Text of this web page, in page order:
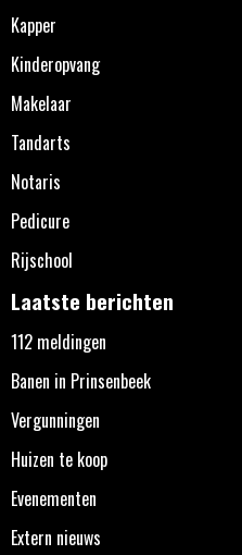
Kapper
Kinderopvang
Makelaar
Tandarts
Notaris
Pedicure
Rijschool
Laatste berichten
112 meldingen
Banen in Prinsenbeek
Vergunningen
Huizen te koop
Evenementen
Extern nieuws